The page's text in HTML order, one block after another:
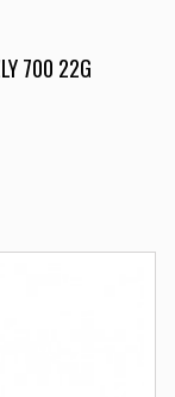
700 22G